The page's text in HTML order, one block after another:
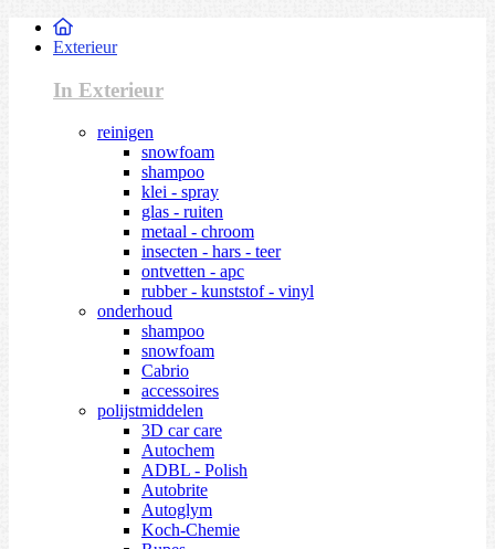
Exterieur
In Exterieur
reinigen
snowfoam
shampoo
klei - spray
glas - ruiten
metaal - chroom
insecten - hars - teer
ontvetten - apc
rubber - kunststof - vinyl
onderhoud
shampoo
snowfoam
Cabrio
accessoires
polijstmiddelen
3D car care
Autochem
ADBL - Polish
Autobrite
Autoglym
Koch-Chemie